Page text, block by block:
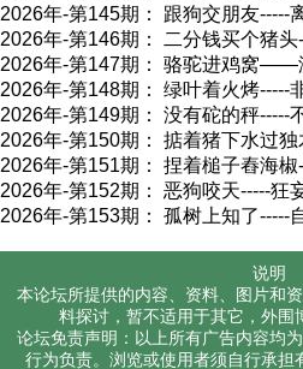
2026年-第145期： 跟狗交朋友-----
2026年-第146期： 二分钱买个猪
2026年-第147期： 骆驼进鸡窝——
2026年-第148期： 绿叶着火烤-----
2026年-第149期： 没有砣的秤-----
2026年-第150期： 掂着猪下水过
2026年-第151期： 捏着槌子舂海椒
2026年-第152期： 恶狗咬天-----狂
2026年-第153期： 孤树上知了-----
说明
本论坛所提供的内容、资料、图片和
料探讨，暂不适用于其它，外围
论坛免责声明：以上所有广告内容均
行为负责。浏览或使用者须自行承担